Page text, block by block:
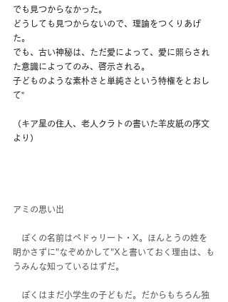
でも見つからなかった。
どうしても見つからないので、理論をつくりあげ
た。
でも、古い神秘は、ただ愛によって、愛に照らされ
た意識によってのみ、啓示される。
子どものような素朴さと単純さという特権をとおし
て”
（キア星の住人、老人クラトの書いた羊皮紙の序文
より）
アミの思い出
ぼくの名前はペドゥリート・X。ほんとうの姓を
明かさずに"なぞめかして"Xと書いておく理由は、も
うみんな知っているはずだ。
ぼくはまだ小学生の子どもだ。だからもちろん独